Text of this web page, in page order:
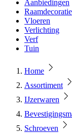
Aanbiedingen
Raamdecoratie
Vloeren
Verlichting
Verf
Tuin
Home
Assortiment
IJzerwaren
Schroeven